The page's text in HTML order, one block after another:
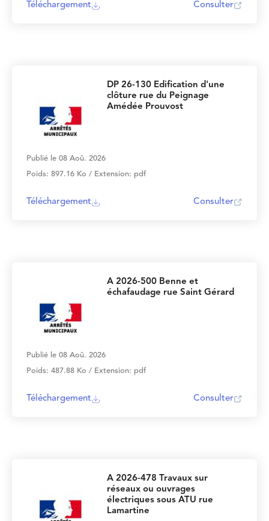
Téléchargement Consulter
DP 26-130 Edification d'une
clôture rue du Peignage
Amédée Prouvost
Publié le 08 Aoû. 2026
Poids: 897.16 Ko / Extension: pdf
Téléchargement Consulter
A 2026-500 Benne et
échafaudage rue Saint Gérard
Publié le 08 Aoû. 2026
Poids: 487.88 Ko / Extension: pdf
Téléchargement Consulter
A 2026-478 Travaux sur
réseaux ou ouvrages
électriques sous ATU rue
Lamartine